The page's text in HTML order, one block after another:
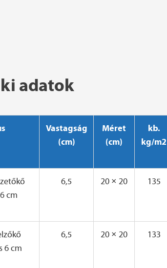
adatok
Vastagság
(cm)
Méret
(cm)
kb.
kg/m2
cm
6,5 20 × 20 135
6 cm
6,5 20 × 20 133